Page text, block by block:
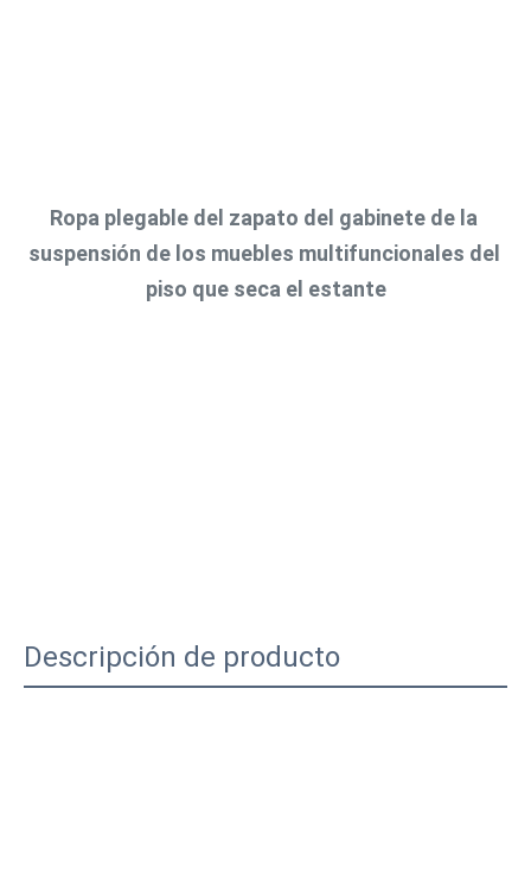
Ropa plegable del zapato del gabinete de la
suspensión de los muebles multifuncionales del
piso que seca el estante
Descripción de producto